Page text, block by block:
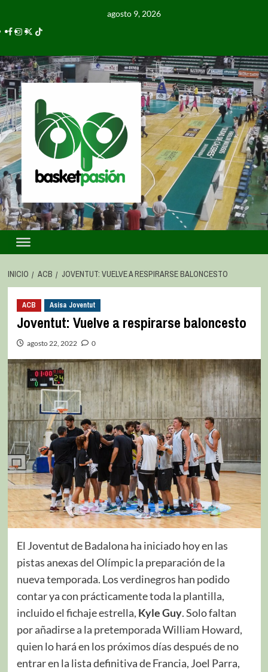
agosto 9, 2026
INICIO ACB JOVENTUT: VUELVE A RESPIRARSE BALONCESTO
ACB Asisa Joventut
Joventut: Vuelve a respirarse baloncesto
agosto 22, 2022 0
El Joventut de Badalona ha iniciado hoy en las
pistas anexas del Olímpic la preparación de la
nueva temporada. Los verdinegros han podido
contar ya con prácticamente toda la plantilla,
incluido el fichaje estrella, Kyle Guy. Solo faltan
por añadirse a la pretemporada William Howard,
quien lo hará en los próximos días después de no
entrar en la lista definitiva de Francia, Joel Parra,